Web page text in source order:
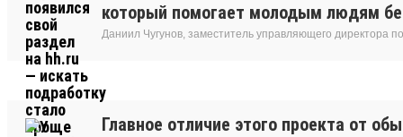
который помогает молодым людям
Даниил Чугунов, заместитель управляющего директора
Главное отличие этого проекта от